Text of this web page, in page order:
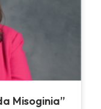
Misoginia”